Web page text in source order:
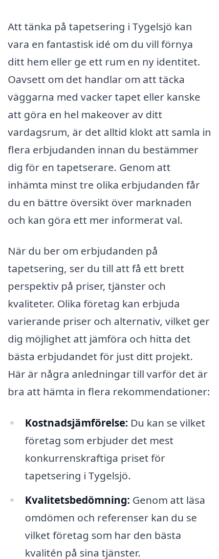
Att tänka på tapetsering i Tygelsjö kan
vara en fantastisk idé om du vill förnya
ditt hem eller ge ett rum en ny identitet.
Oavsett om det handlar om att täcka
väggarna med vacker tapet eller kanske
att göra en hel makeover av ditt
vardagsrum, är det alltid klokt att samla in
flera erbjudanden innan du bestämmer
dig för en tapetserare. Genom att
inhämta minst tre olika erbjudanden får
du en bättre översikt över marknaden
och kan göra ett mer informerat val.
När du ber om erbjudanden på
tapetsering, ser du till att få ett brett
perspektiv på priser, tjänster och
kvaliteter. Olika företag kan erbjuda
varierande priser och alternativ, vilket ger
dig möjlighet att jämföra och hitta det
bästa erbjudandet för just ditt projekt.
Här är några anledningar till varför det är
bra att hämta in flera rekommendationer:
Kostnadsjämförelse: Du kan se vilket
företag som erbjuder det mest
konkurrenskraftiga priset för
tapetsering i Tygelsjö.
Kvalitetsbedömning: Genom att läsa
omdömen och referenser kan du se
vilket företag som har den bästa
kvalitén på sina tjänster.